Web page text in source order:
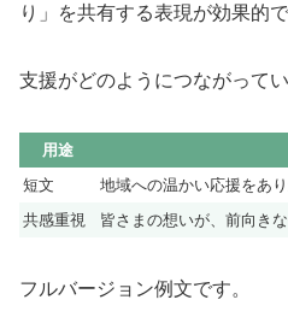
り」を共有する表現が効果的で
支援がどのようにつながって
用途
短文
地域への温かい応援をあ
共感重視
皆さまの想いが、前向き
フルバージョン例文です。